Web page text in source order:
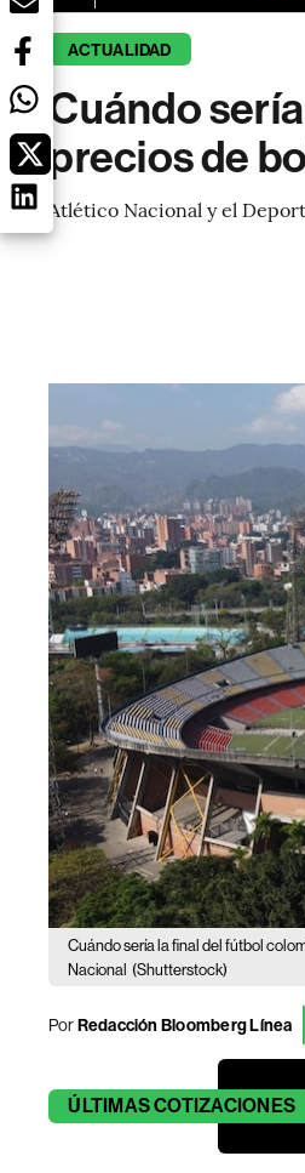
ACTUALIDAD
Cuándo
precios de
Atlético Nacional y el
Cuándo sería la final del fútbol
Nacional (Shutterstock)
PorRedacción Bloomberg Línea
ÚLTIMASCOTIZACIONES